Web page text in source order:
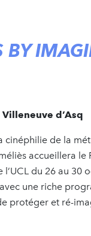
BY
d’Asq
cinéphilie de la
accueillera le
du 26 au 30
une riche
protéger et ré-